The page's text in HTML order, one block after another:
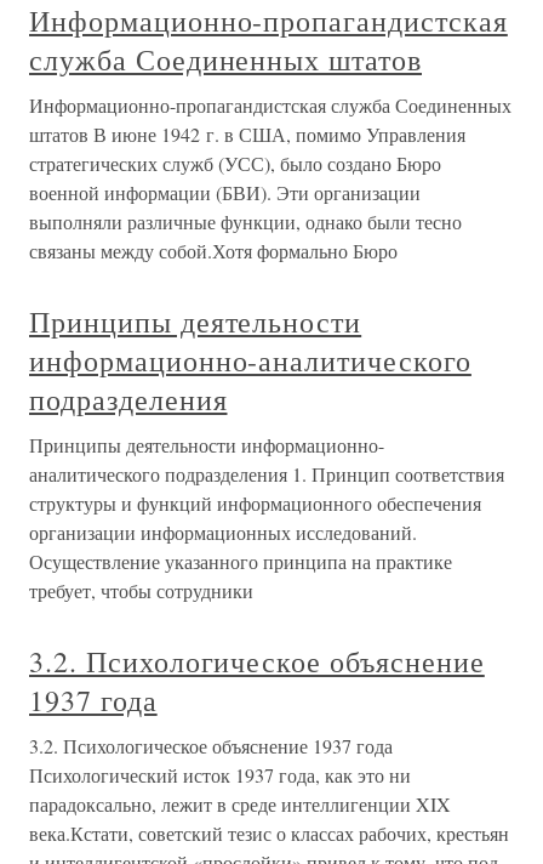
Информационно-пропагандистская
служба Соединенных штатов
Информационно-пропагандистская служба Соединенных
штатов В июне 1942 г. в США, помимо Управления
стратегических служб (УСС), было создано Бюро
военной информации (БВИ). Эти организации
выполняли различные функции, однако были тесно
связаны между собой.Хотя формально Бюро
Принципы деятельности
информационно-аналитического
подразделения
Принципы деятельности информационно-
аналитического подразделения 1. Принцип соответствия
структуры и функций информационного обеспечения
организации информационных исследований.
Осуществление указанного принципа на практике
требует, чтобы сотрудники
3.2. Психологическое объяснение
1937 года
3.2. Психологическое объяснение 1937 года
Психологический исток 1937 года, как это ни
парадоксально, лежит в среде интеллигенции XIX
века.Кстати, советский тезис о классах рабочих, крестьян